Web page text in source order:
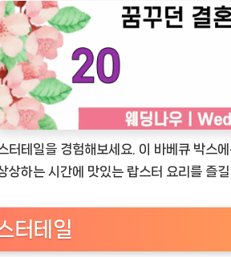
품]
[르
메
뉴]
스
터
테
바
터테일을 경험해보세요. 이 바베큐 박
상하는 시간에 맛있는 랍스터 요리를 즐길
터테일